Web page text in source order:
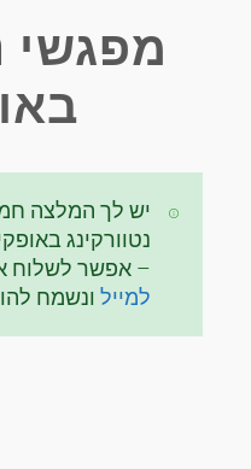
מפגשי
יש לך המלצה
נטוורקינג
– אפשר לשלוח
למיילונשמח